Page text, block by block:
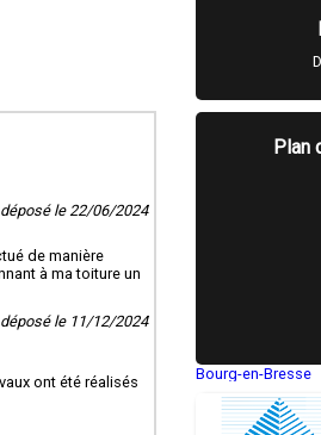
le 22/06/2024
de manière
à ma toiture un
le 11/12/2024
ont été réalisés
Plan
Bourg-en-Bresse
Montluçon
Manosque